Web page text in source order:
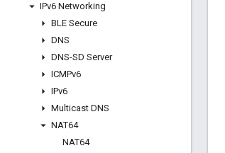
IPv6 Networking
BLE Secure
DNS
DNS-SD Server
ICMPv6
IPv6
Multicast DNS
NAT64
NAT64